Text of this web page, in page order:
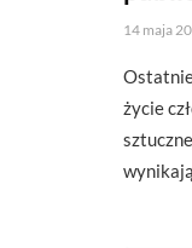
14 maja
życie